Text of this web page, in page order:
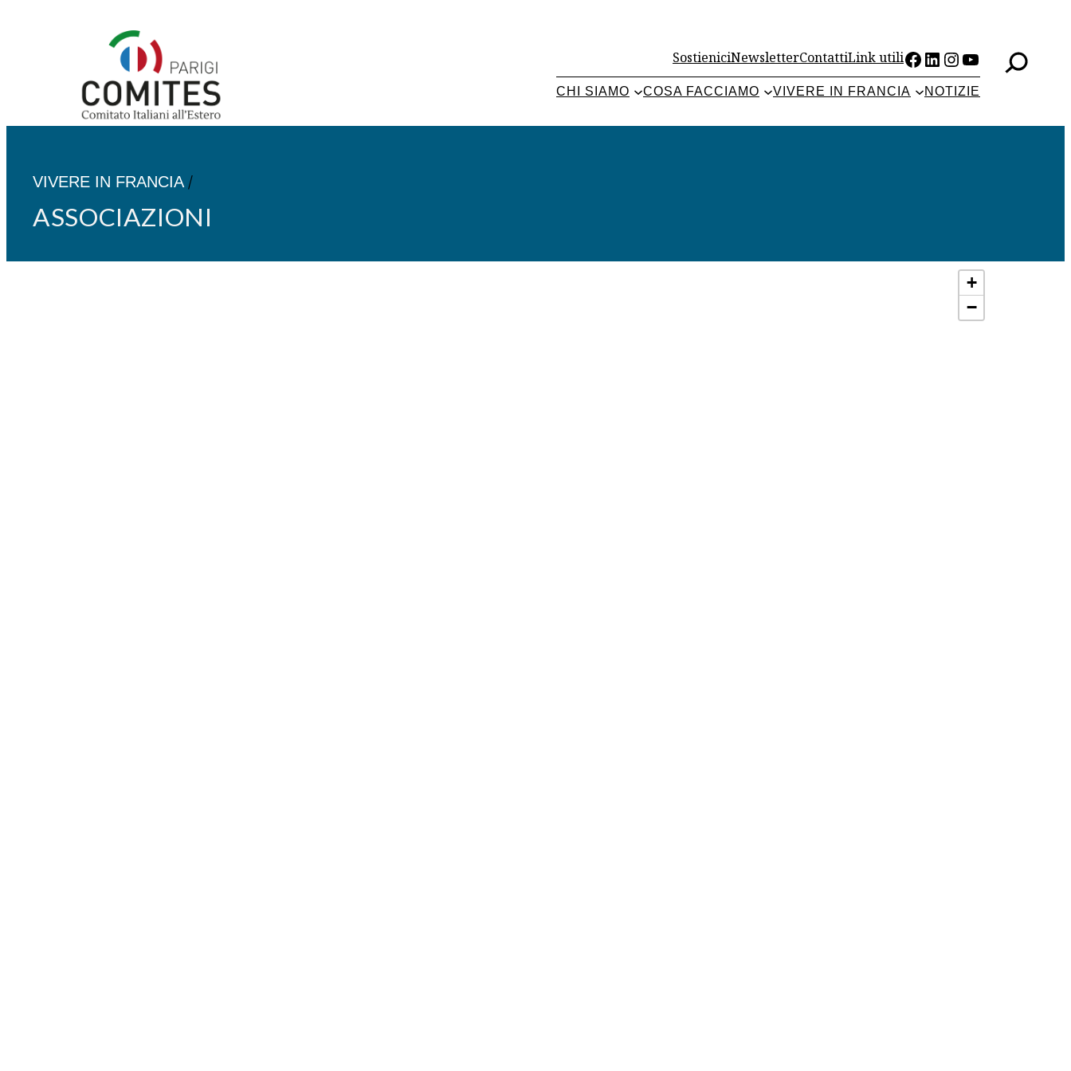
SostieniciNewsletterContattiLink utiliFacebook
LinkedIn
Instagram
YouTube
CHI SIAMO COSA FACCIAMO VIVERE IN FRANCIA NOTIZIE
VIVERE IN FRANCIA/
ASSOCIAZIONI
+
−